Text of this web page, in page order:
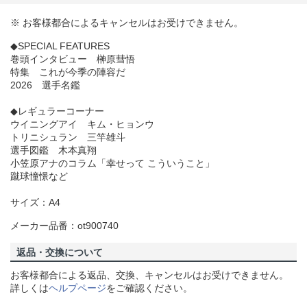
※ お客様都合によるキャンセルはお受けできません。
◆SPECIAL FEATURES
巻頭インタビュー 榊原彗悟
特集 これが今季の陣容だ
2026 選手名鑑
◆レギュラーコーナー
ウイニングアイ キム・ヒョンウ
トリニシュラン 三竿雄斗
選手図鑑 木本真翔
小笠原アナのコラム「幸せって こういうこと」
蹴球憧憬など
サイズ：A4
メーカー品番：ot900740
返品・交換について
お客様都合による返品、交換、キャンセルはお受けできません。
詳しくはヘルプページをご確認ください。